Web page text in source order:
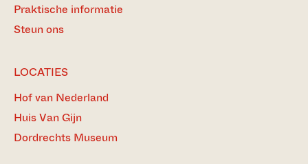
Praktische informatie
Steun ons
LOCATIES
Hof van Nederland
Huis Van Gijn
Dordrechts Museum